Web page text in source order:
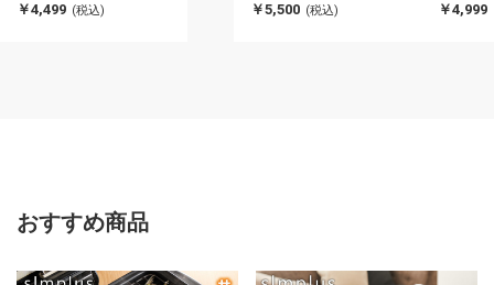
ひんやり さらさら 冷感
￥4,499 (税込)
んやり さらさら 冷感 吸
￥5,500 (税込)
OK ひ
￥4,999
おすすめ商品